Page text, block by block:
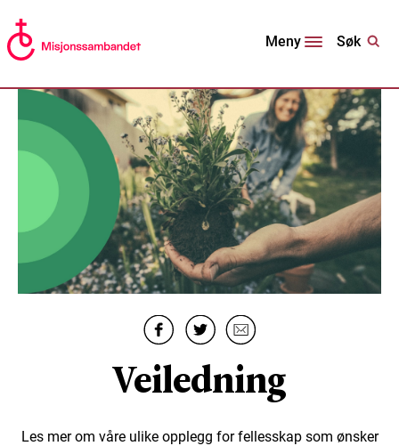
Meny Søk
Veiledning
Les mer om våre ulike opplegg for fellesskap som ønsker